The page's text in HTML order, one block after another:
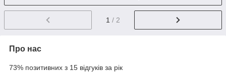
1 / 2
Про нас
73% позитивних з 15 відгуків за рік